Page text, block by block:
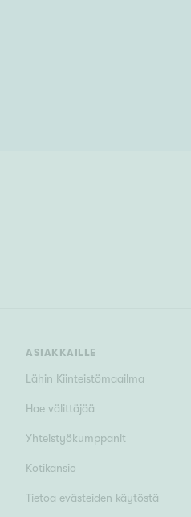
ASIAKKAILLE
Lähin Kiinteistömaailma
Hae välittäjää
Yhteistyökumppanit
Kotikansio
Tietoa evästeiden käytöstä